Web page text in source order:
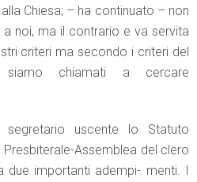
Chiesa; – ha continuato – non
noi, ma il contrario e va servita
criteri ma secondo i criteri del
siamo chiamati a cercare
uscente lo Statuto
Assemblea del clero
importanti adempi- menti. I